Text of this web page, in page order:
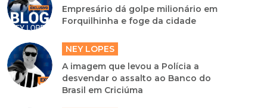
Empresário dá golpe milionário em
Forquilhinha e foge da cidade
NEY LOPES
A imagem que levou a Polícia a
desvendar o assalto ao Banco do
Brasil em Criciúma